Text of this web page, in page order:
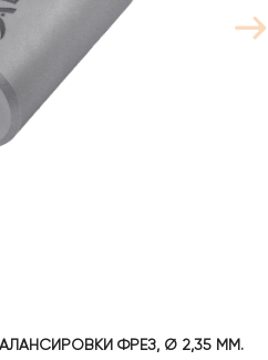
ФРЕЗ, Ø 2,35 ММ.